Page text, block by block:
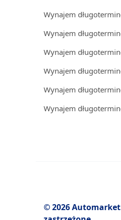
Wynajem
Wynajem
Wynajem
Wynajem
Wynajem
Wynajem
© 2026